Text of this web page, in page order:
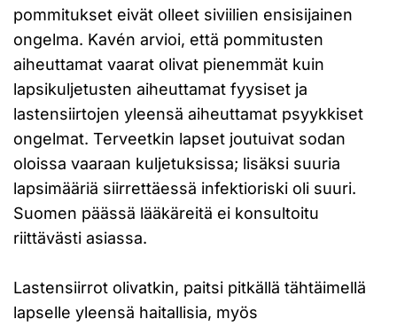
pommitukset eivät olleet siviilien ensisijainen
ongelma. Kavén arvioi, että pommitusten
aiheuttamat vaarat olivat pienemmät kuin
lapsikuljetusten aiheuttamat fyysiset ja
lastensiirtojen yleensä aiheuttamat psyykkiset
ongelmat. Terveetkin lapset joutuivat sodan
oloissa vaaraan kuljetuksissa; lisäksi suuria
lapsimääriä siirrettäessä infektioriski oli suuri.
Suomen päässä lääkäreitä ei konsultoitu
riittävästi asiassa.
Lastensiirrot olivatkin, paitsi pitkällä tähtäimellä
lapselle yleensä haitallisia, myös